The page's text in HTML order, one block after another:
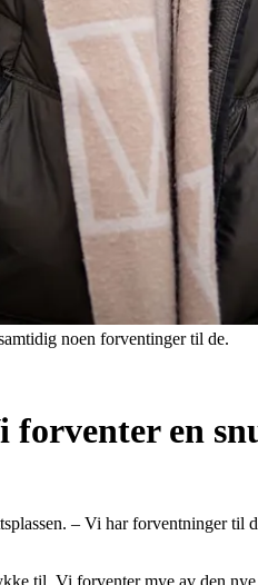
noen forventinger til de.
en
– Vi har forventninger
til. Vi forventer mye av den